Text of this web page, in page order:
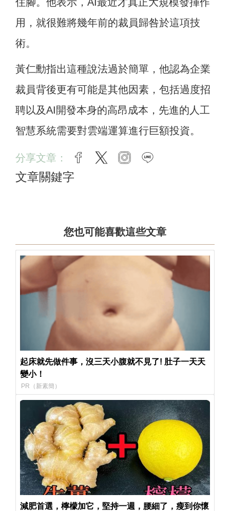
用，就很難將幾年前的裁員歸咎於這項技
術。
黃仁勳指出這種說法過於簡單，他認為企業
裁員背後更有可能是其他因素，包括過度招
聘以及AI開發本身的高昂成本，先進的人工
智慧系統需要對雲端運算進行巨額投資。
分享文章： facebook
twitter instagram
文章關鍵字
您也可能喜歡這些文章
起床就先做件事，沒三天小腹就不見了! 肚子一天天
變小！
PR（新素簡）
減肥首選，檸檬加它，堅持一週，腰細了，瘦到你懷